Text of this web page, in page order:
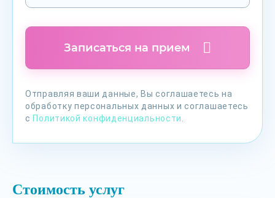
Записаться на прием
Отправляя ваши данные, Вы соглашаетесь на
обработку персональных данных и соглашаетесь
с Политикой конфиденциальности
Стоимость услуг